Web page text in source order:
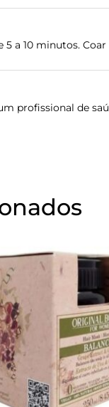
a 10 minutos. Coar
profissional de